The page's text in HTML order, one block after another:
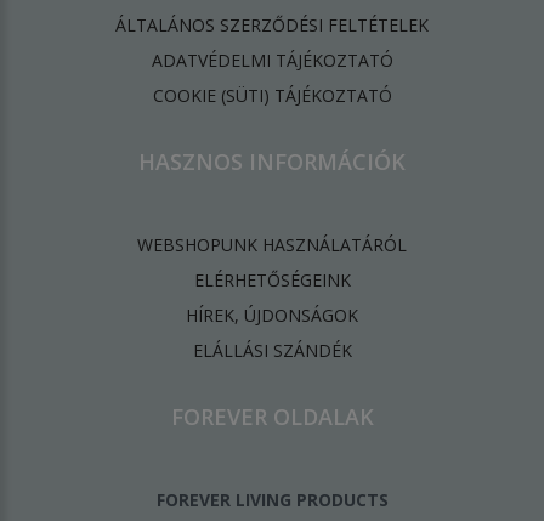
ÁLTALÁNOS SZERZŐDÉSI FELTÉTELEK
ADATVÉDELMI TÁJÉKOZTATÓ
​COOKIE (SÜTI) TÁJÉKOZTATÓ
HASZNOS INFORMÁCIÓK
WEBSHOPUNK HASZNÁLATÁRÓL
ELÉRHETŐSÉGEINK
HÍREK, ÚJDONSÁGOK
ELÁLLÁSI SZÁNDÉK
FOREVER OLDALAK
FOREVER LIVING PRODUCTS